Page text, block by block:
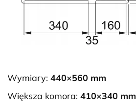
Wymiary: 440×560 mm
Większa komora: 410×340 mm